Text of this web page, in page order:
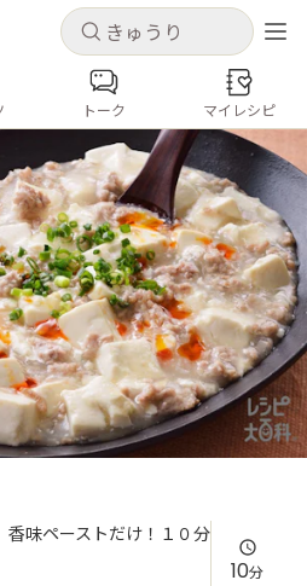
キャンセル
レシピを保存できます
新規登録
わせ
キャンセル
コンテンツ
トマト
とうもろこし
が ゴーヤ
トーク マイレシピ
味ペーストだけ！１０分
10分